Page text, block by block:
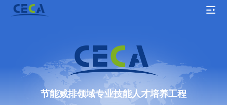
节能减排领域专业技能人才培养工程